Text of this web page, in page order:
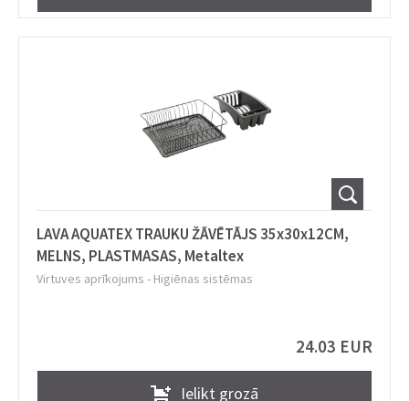
LAVA AQUATEX TRAUKU ŽĀVĒTĀJS 35x30x12CM,
MELNS, PLASTMASAS, Metaltex
Virtuves aprīkojums - Higiēnas sistēmas
24.03 EUR
Ielikt grozā